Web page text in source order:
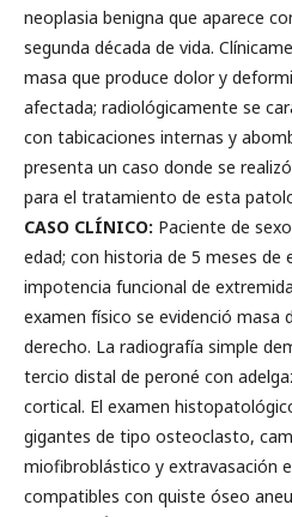
neoplasia benigna que aparece
segunda década de vida.
masa que produce dolor y
afectada; radiológicamente se
con tabicaciones internas y
presenta un caso donde se
para el tratamiento de esta
CASO CLÍNICO: Paciente de
edad; con historia de 5 meses de
impotencia funcional de
examen físico se evidenció masa
derecho. La radiografía simple
tercio distal de peroné con
cortical. El examen
gigantes de tipo osteoclasto,
miofibroblástico y extravasación
compatibles con quiste óseo